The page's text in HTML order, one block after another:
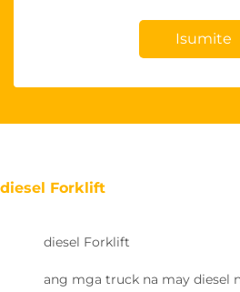
Isumite
diesel Forklift
diesel Forklift
ang mga truck na may diesel